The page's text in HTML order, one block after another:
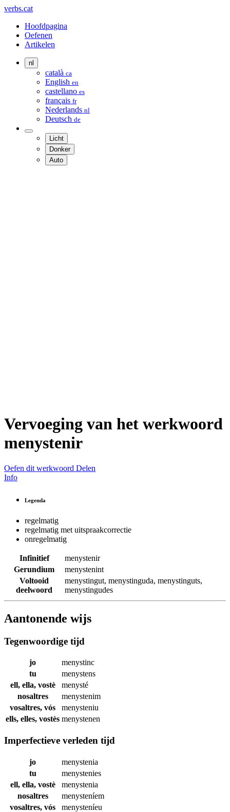
verbs.cat
Hoofdpagina
Oefenen
Artikelen
nl
català ca
English en
castellano es
français fr
Nederlands nl
Deutsch de
Licht
Donker
Auto
Vervoeging van het werkwoord
menystenir
Oefen dit werkwoord Delen
Info
Legenda
regelmatig
regelmatig met uitspraakcorrectie
onregelmatig
Infinitief
menystenir
Gerundium
menystenint
Voltooid
deelwoord
menystingut, menystinguda, menystinguts,
menystingudes
Aantonende wijs
Tegenwoordige tijd
jo
menystinc
tu
menystens
ell, ella, vostè
menysté
nosaltres
menystenim
vosaltres, vós
menysteniu
ells, elles, vostès menystenen
Imperfectieve verleden tijd
jo
menystenia
tu
menystenies
ell, ella, vostè
menystenia
nosaltres
menysteníem
vosaltres, vós
menysteníeu